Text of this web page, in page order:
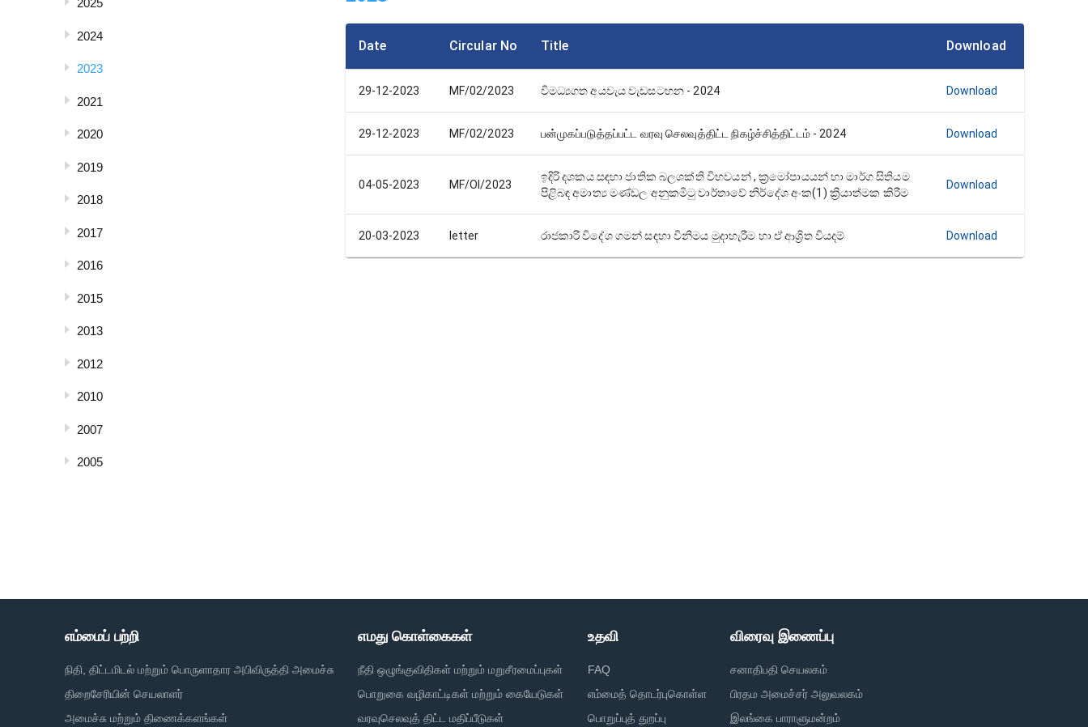
2025
2024
2023
2021
2020
2019
2018
2017
2016
2015
2013
2012
2010
2007
2005
Date Circular No Title Download
29-12-2023 MF/02/2023 විමධ්‍යගත අයවැය වැඩසටහන - 2024 Download
29-12-2023 MF/02/2023 பன்முகப்படுத்தப்பட்ட வரவு செலவுத்திட்ட நிகழ்ச்சித்திட்டம் - 2024 Download
04-05-2023 MF/OI/2023
ඉදිරි දශකය සඳහා ජාතික බලශක්ති විභවයන් , ක්‍රමෝපායයන් හා මාර්ග සිතියම
පිළිබඳ අමාත්‍ය මණ්ඩල අනුකමිටු වාර්තාවේ නිර්දේශ අංක(1) ක්‍රියාත්මක කිරීම
Download
20-03-2023 letter රාජකාරි විදේශ ගමන් සඳහා විනිමය මුදාහැරීම හා ඒ ආශ්‍රිත වියදම් Download
எம்மைப் பற்றி
நிதி, திட்டமிடல் மற்றும் பொருளாதார அபிவிருத்தி அமைச்சு
திறைசேரியின் செயலாளர்
அமைச்சு மற்றும் திணைக்களங்கள்
எமது கொள்கைகள்
நீதி ஒழுங்குவிதிகள் மற்றும் மறுசீரமைப்புகள்
பொறுகை வழிகாட்டிகள் மற்றும் கையேடுகள்
வரவுசெலவுத் திட்ட மதிப்பீடுகள்
உதவி
FAQ
எம்மைத் தொடர்புகொள்ள
பொறுப்புத் துறப்பு
விரைவு இணைப்பு
சனாதிபதி செயலகம்
பிரதம அமைச்சர் அலுவலகம்
இலங்கை பாராளுமன்றம்